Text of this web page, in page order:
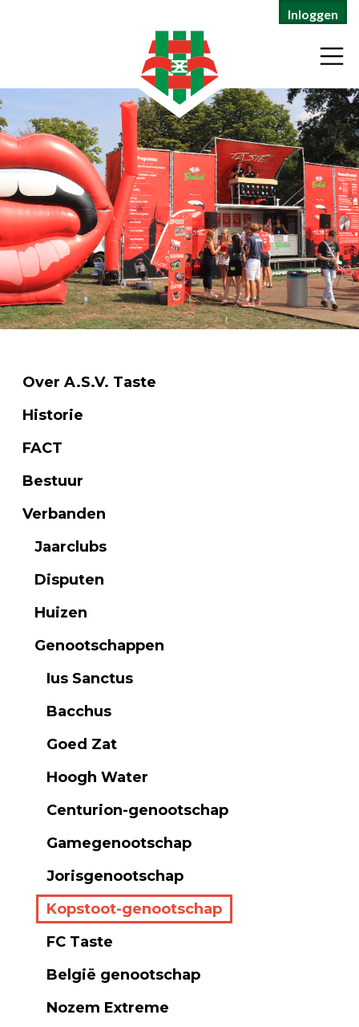
Inloggen
Over A.S.V. Taste
Historie
FACT
Bestuur
Verbanden
Jaarclubs
Disputen
Huizen
Genootschappen
Ius Sanctus
Bacchus
Goed Zat
Hoogh Water
Centurion-genootschap
Gamegenootschap
Jorisgenootschap
Kopstoot-genootschap
FC Taste
België genootschap
Nozem Extreme